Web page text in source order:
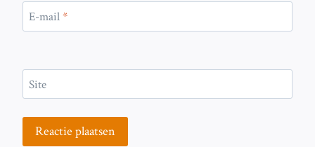
E-mail*
Site